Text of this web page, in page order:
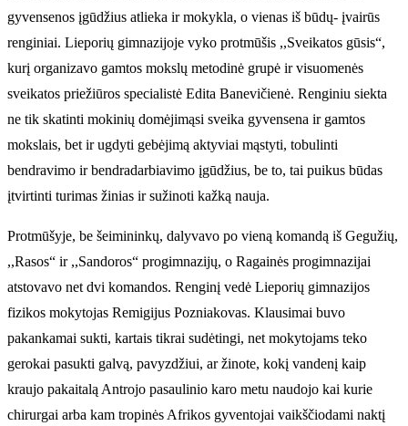
gyvensenos įgūdžius atlieka ir mokykla, o vienas iš būdų- įvairūs
renginiai. Lieporių gimnazijoje vyko protmūšis ,,Sveikatos gūsis“,
kurį organizavo gamtos mokslų metodinė grupė ir visuomenės
sveikatos priežiūros specialistė Edita Banevičienė. Renginiu siekta
ne tik skatinti mokinių domėjimąsi sveika gyvensena ir gamtos
mokslais, bet ir ugdyti gebėjimą aktyviai mąstyti, tobulinti
bendravimo ir bendradarbiavimo įgūdžius, be to, tai puikus būdas
įtvirtinti turimas žinias ir sužinoti kažką nauja.
Protmūšyje, be šeimininkų, dalyvavo po vieną komandą iš Gegužių,
,,Rasos“ ir ,,Sandoros“ progimnazijų, o Ragainės progimnazijai
atstovavo net dvi komandos. Renginį vedė Lieporių gimnazijos
fizikos mokytojas Remigijus Pozniakovas. Klausimai buvo
pakankamai sukti, kartais tikrai sudėtingi, net mokytojams teko
gerokai pasukti galvą, pavyzdžiui, ar žinote, kokį vandenį kaip
kraujo pakaitalą Antrojo pasaulinio karo metu naudojo kai kurie
chirurgai arba kam tropinės Afrikos gyventojai vaikščiodami naktį